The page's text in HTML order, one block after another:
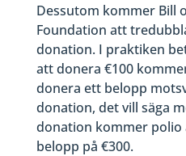
Dessutom kommer Bill
Foundation att
donation. I praktiken
att donera €100
donera ett belopp
donation, det vill säga
donation kommer
belopp på €300.